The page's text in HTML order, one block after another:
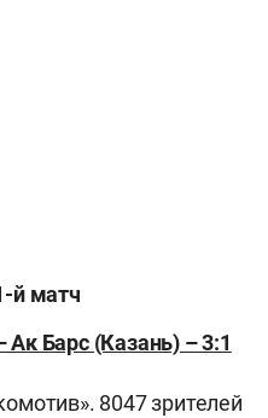
й матч
Барс (Казань) – 3:1
8047 зрителей